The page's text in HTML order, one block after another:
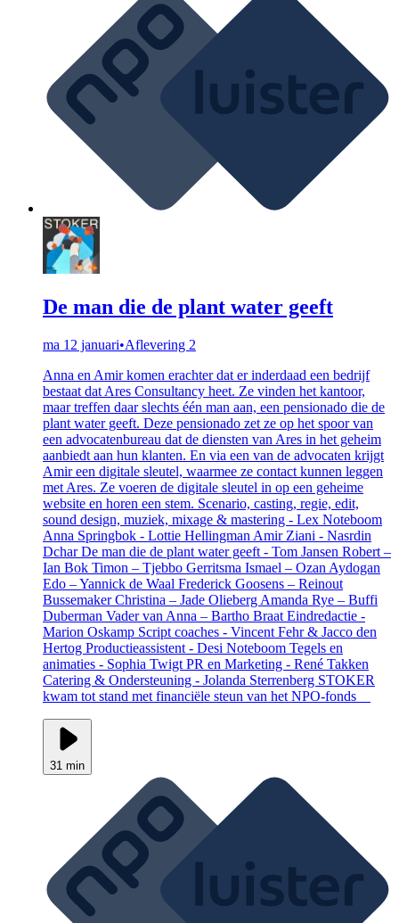
De man die de plant water geeft
ma 12 januari•Aflevering 2
Anna en Amir komen erachter dat er inderdaad een bedrijf
bestaat dat Ares Consultancy heet. Ze vinden het kantoor,
maar treffen daar slechts één man aan, een pensionado die de
plant water geeft. Deze pensionado zet ze op het spoor van
een advocatenbureau dat de diensten van Ares in het geheim
aanbiedt aan hun klanten. En via een van de advocaten krijgt
Amir een digitale sleutel, waarmee ze contact kunnen leggen
met Ares. Ze voeren de digitale sleutel in op een geheime
website en horen een stem. Scenario, casting, regie, edit,
sound design, muziek, mixage & mastering - Lex Noteboom
Anna Springbok - Lottie Hellingman Amir Ziani - Nasrdin
Dchar De man die de plant water geeft - Tom Jansen Robert –
Ian Bok Timon – Tjebbo Gerritsma Ismael – Ozan Aydogan
Edo – Yannick de Waal Frederick Goosens – Reinout
Bussemaker Christina – Jade Olieberg Amanda Rye – Buffi
Duberman Vader van Anna – Bartho Braat Eindredactie -
Marion Oskamp Script coaches - Vincent Fehr & Jacco den
Hertog Productieassistent - Desi Noteboom Tegels en
animaties - Sophia Twigt PR en Marketing - René Takken
Catering & Ondersteuning - Jolanda Sterrenberg STOKER
kwam tot stand met financiële steun van het NPO-fonds
31 min